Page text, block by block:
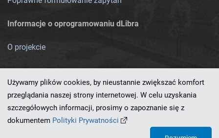
Informacje o oprogramowaniu dLibra
O projekcie
Ten serwis działa dzięki oprogramowaniu
Używamy plików cookies, by nieustannie zwiększać komfort
przeglądania naszej strony internetowej. W celu uzyskania
szczegółowych informacji, prosimy o zapoznanie się z
dokumentem Polityki Prywatności